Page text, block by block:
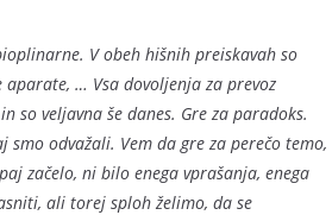
V obeh hišnih preiskavah so
… Vsa dovoljenja za prevoz
so veljavna še danes. Gre za paradoks.
odvažali. Vem da gre za perečo temo,
začelo, ni bilo enega vprašanja, enega
ali torej sploh želimo, da se